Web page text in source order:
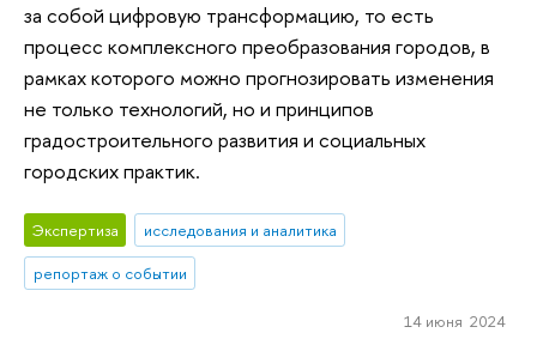
за собой цифровую трансформацию, то есть
процесс комплексного преобразования городов, в
рамках которого можно прогнозировать изменения
не только технологий, но и принципов
градостроительного развития и социальных
городских практик.
Экспертиза
исследования и аналитика
репортаж о событии
14 июня 2024